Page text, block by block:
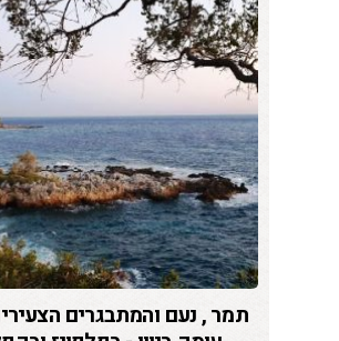
תמר , נעם והמתבגרים